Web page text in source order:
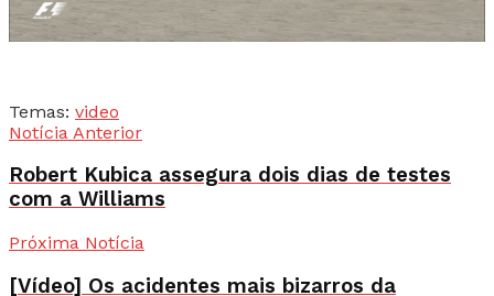
Temas: video
Notícia Anterior
Robert Kubica assegura dois dias de testes
com a Williams
Próxima Notícia
[Vídeo] Os acidentes mais bizarros da